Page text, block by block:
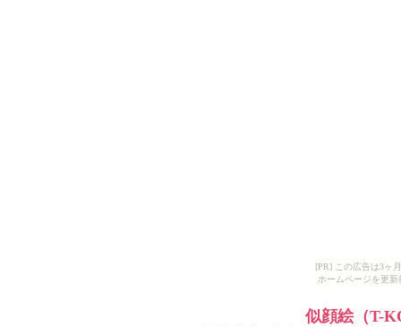
[PR] この広告は3ヶ
ホームページを更
似顔絵（T-